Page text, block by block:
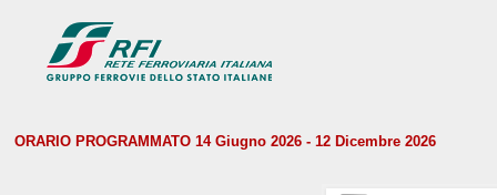
ORARIO PROGRAMMATO 14 Giugno 2026 - 12 Dicembre 2026